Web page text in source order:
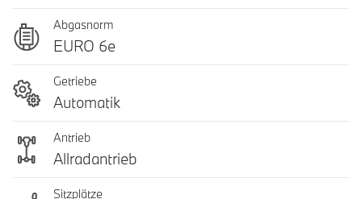
Abgasnorm
EURO 6e
Getriebe
Automatik
Antrieb
Allradantrieb
Sitzplätze